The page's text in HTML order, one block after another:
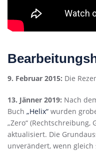
9. Februar 2015: Die
13. Jänner 2019: Nach
Buch „Helix“ wurden
„Zero“
aktualisiert. Die
unverändert, wenn gleich